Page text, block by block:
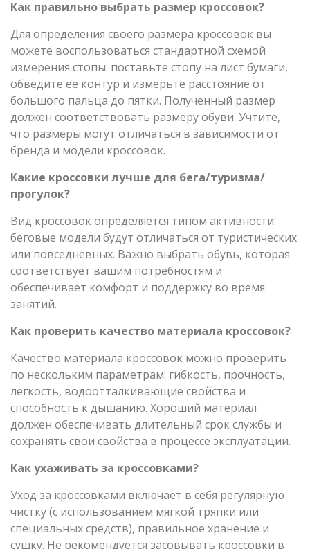
Как правильно выбрать размер кроссовок?
Для определения своего размера кроссовок вы
можете воспользоваться стандартной схемой
измерения стопы: поставьте стопу на лист бумаги,
обведите ее контур и измерьте расстояние от
большого пальца до пятки. Полученный размер
должен соответствовать размеру обуви. Учтите,
что размеры могут отличаться в зависимости от
бренда и модели кроссовок.
Какие кроссовки лучше для бега/туризма/
прогулок?
Вид кроссовок определяется типом активности:
беговые модели будут отличаться от туристических
или повседневных. Важно выбрать обувь, которая
соответствует вашим потребностям и
обеспечивает комфорт и поддержку во время
занятий.
Как проверить качество материала кроссовок?
Качество материала кроссовок можно проверить
по нескольким параметрам: гибкость, прочность,
легкость, водоотталкивающие свойства и
способность к дышанию. Хороший материал
должен обеспечивать длительный срок службы и
сохранять свои свойства в процессе эксплуатации.
Как ухаживать за кроссовками?
Уход за кроссовками включает в себя регулярную
чистку (с использованием мягкой тряпки или
специальных средств), правильное хранение и
сушку. Не рекомендуется засовывать кроссовки в